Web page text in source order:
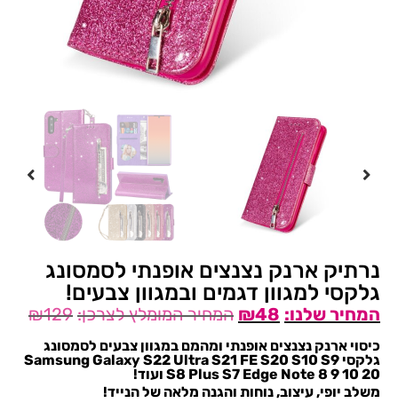
נרתיק ארנק נצנצים אופנתי לסמסונג
גלקסי למגוון דגמים ובמגוון צבעים!
₪129 ₪48
כיסוי ארנק נצנצים אופנתי ומהמם במגוון צבעים לסמסונג
גלקסי Samsung Galaxy S22 Ultra S21 FE S20 S10 S9
S8 Plus S7 Edge Note 8 9 10 20 ועוד!
משלב יופי, עיצוב, נוחות והגנה מלאה של הנייד!